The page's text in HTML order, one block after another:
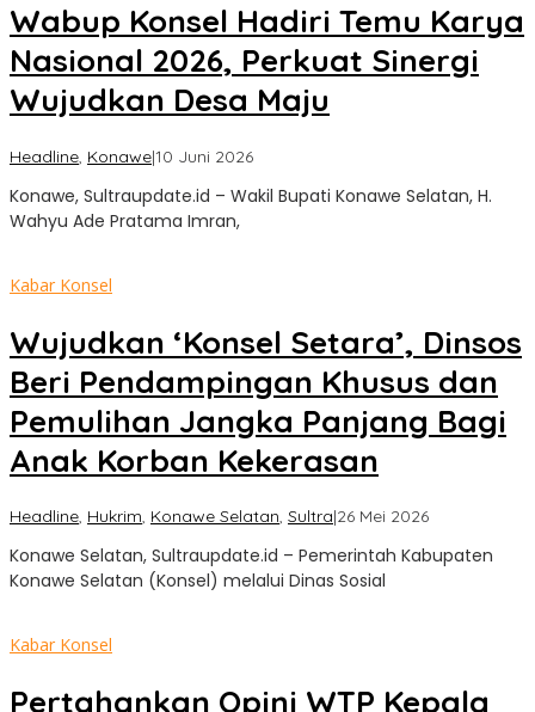
Wabup Konsel Hadiri Temu Karya
Nasional 2026, Perkuat Sinergi
Wujudkan Desa Maju
Headline, Konawe|10 Juni 2026oleh
Update
Konawe, Sultraupdate.id – Wakil Bupati Konawe Selatan, H.
Wahyu Ade Pratama Imran,
Kabar Konsel
Wujudkan ‘Konsel Setara’, Dinsos
Beri Pendampingan Khusus dan
Pemulihan Jangka Panjang Bagi
Anak Korban Kekerasan
Headline, Hukrim, Konawe Selatan, Sultra|26 Mei 2026oleh
Update
Konawe Selatan, Sultraupdate.id – Pemerintah Kabupaten
Konawe Selatan (Konsel) melalui Dinas Sosial
Kabar Konsel
Pertahankan Opini WTP Kepala